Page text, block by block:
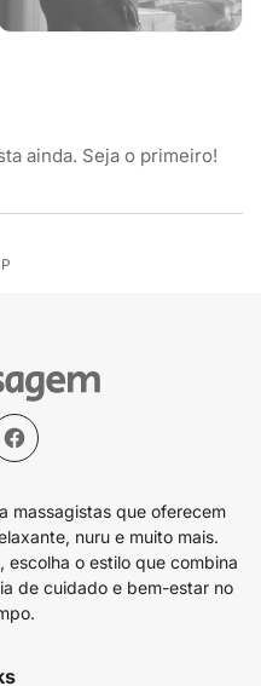
ainda. Seja o primeiro!
massagistas que oferecem
nuru e muito mais.
escolha o estilo que combina
de cuidado e bem-estar no